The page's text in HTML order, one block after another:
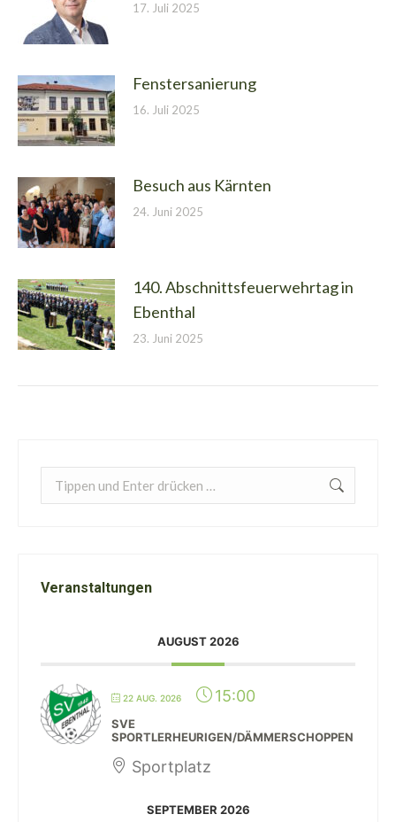
17. Juli 2025
Fenstersanierung
16. Juli 2025
Besuch aus Kärnten
24. Juni 2025
140. Abschnittsfeuerwehrtag in
Ebenthal
23. Juni 2025
Search:
Veranstaltungen
AUGUST 2026
22 AUG. 2026 15:00
SVE
SPORTLERHEURIGEN/DÄMMERSCHOPPEN
Sportplatz
SEPTEMBER 2026